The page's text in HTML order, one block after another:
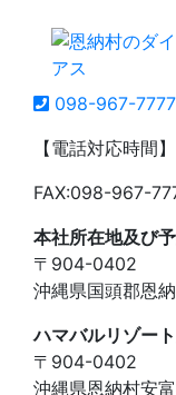
098-967-7777
【電話対応時間
FAX:098-967-
本社所在地及び
〒904-0402
沖縄県国頭郡恩
ハマバルリゾー
〒904-0402
沖縄県恩納村安